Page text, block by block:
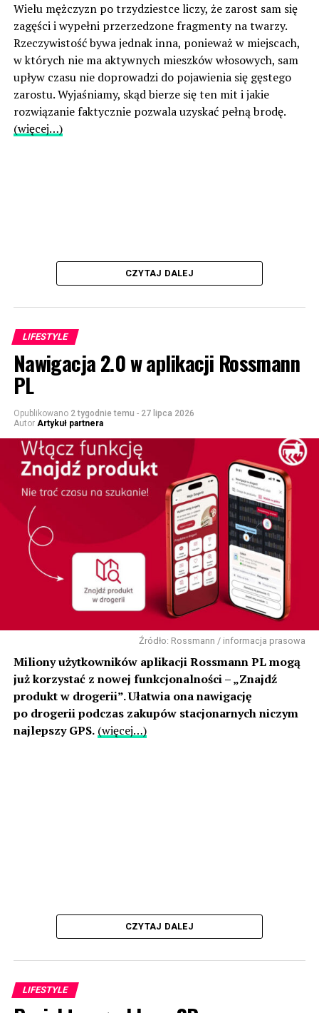
Wielu mężczyzn po trzydziestce liczy, że zarost sam się
zagęści i wypełni przerzedzone fragmenty na twarzy.
Rzeczywistość bywa jednak inna, ponieważ w miejscach,
w których nie ma aktywnych mieszków włosowych, sam
upływ czasu nie doprowadzi do pojawienia się gęstego
zarostu. Wyjaśniamy, skąd bierze się ten mit i jakie
rozwiązanie faktycznie pozwala uzyskać pełną brodę.
(więcej…)
CZYTAJ DALEJ
LIFESTYLE
Nawigacja 2.0 w aplikacji Rossmann
PL
Opublikowano 2 tygodnie temu - 27 lipca 2026
Autor Artykuł partnera
Źródło: Rossmann / informacja prasowa
Miliony użytkowników aplikacji Rossmann PL mogą
już korzystać z nowej funkcjonalności – „Znajdź
produkt w drogerii”. Ułatwia ona nawigację
po drogerii podczas zakupów stacjonarnych niczym
najlepszy GPS. (więcej…)
CZYTAJ DALEJ
LIFESTYLE